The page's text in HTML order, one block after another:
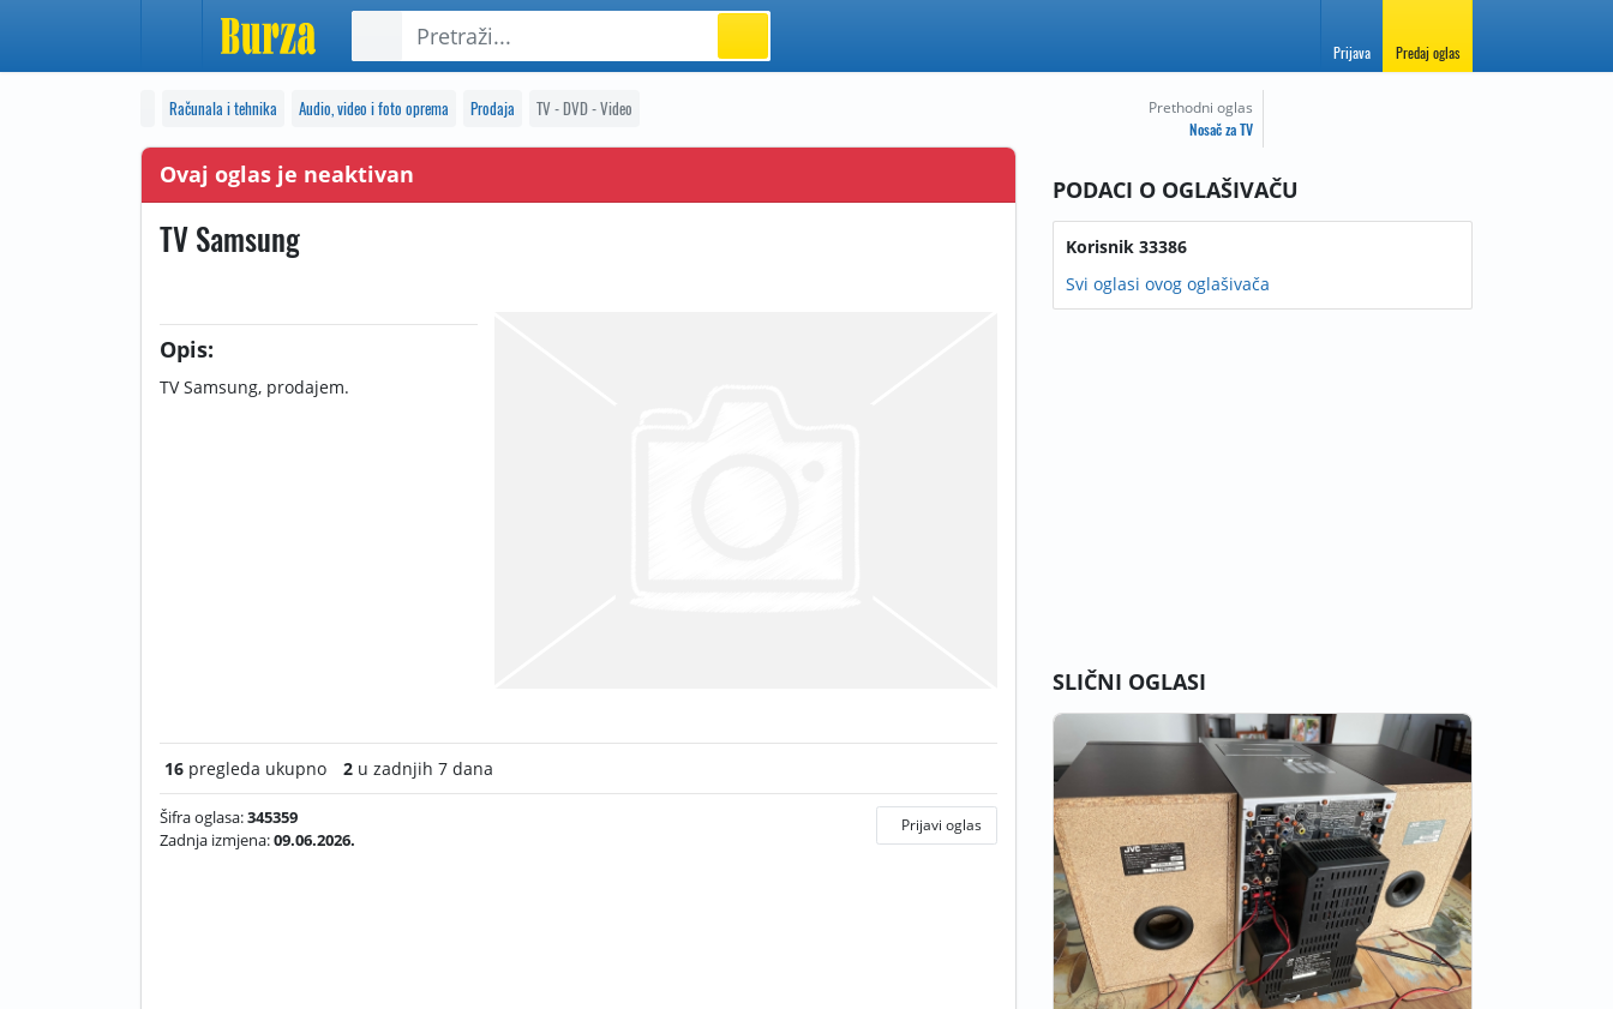
Prijava Predaj oglas
Računala i tehnika Audio, video i foto oprema Prodaja TV - DVD - Video
Ovaj oglas je neaktivan
TV Samsung
Opis:
TV Samsung, prodajem.
16 pregleda ukupno 2 u zadnjih 7 dana
Šifra oglasa:345359
Zadnja izmjena:09.06.2026.
Prijavi oglas
Prethodni oglas
Nosač za TV
PODACI O OGLAŠIVAČU
Korisnik 33386
Svi oglasi ovog oglašivača
SLIČNI OGLASI